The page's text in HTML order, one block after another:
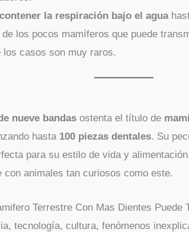
contener la respiración bajo el agua
de los pocos mamíferos que puede
los casos son muy raros.
nueve bandas ostenta el título de
hasta 100 piezas dentales. Su
para su estilo de vida y
con animales tan curiosos como este.
Terrestre Con Mas Dientes Puede
tecnología, cultura, fenómenos